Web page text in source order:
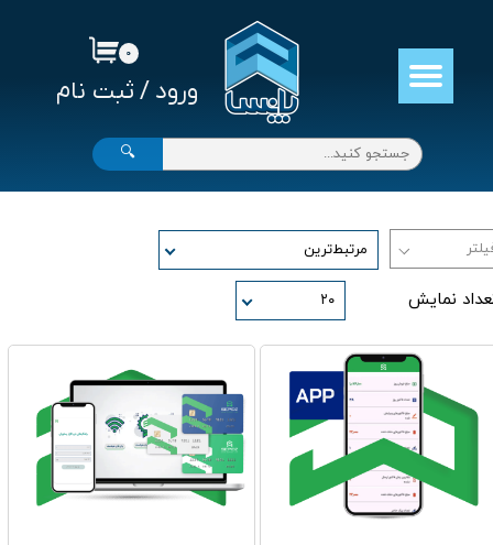
ورود / ثبت نام
حساب کاربری من
تغییر گذر واژه
سفارشات
خروج از حساب کاربری
۰
🔍
مرتبط‌ترین
نمایش ۲۰